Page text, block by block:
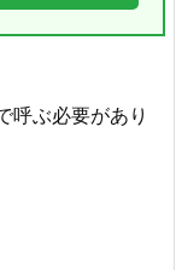
呼ぶ必要があり